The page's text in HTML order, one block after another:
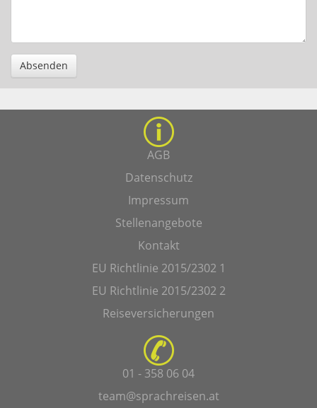
Absenden
AGB
Datenschutz
Impressum
Stellenangebote
Kontakt
EU Richtlinie 2015/2302 1
EU Richtlinie 2015/2302 2
Reiseversicherungen
01 - 358 06 04
team@sprachreisen.at